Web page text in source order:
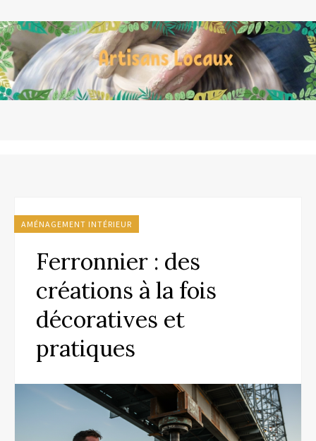
AMÉNAGEMENT INTÉRIEUR
Ferronnier : des
créations à la fois
décoratives et
pratiques